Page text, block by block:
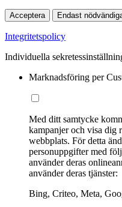
Acceptera Endast
Integritetspolicy
Individuella
Marknadsföring per
Med ditt samtycke
kampanjer och visa dig
webbplats. För detta
personuppgifter med
använder deras
använder deras tjänster:
Bing, Criteo, Meta,